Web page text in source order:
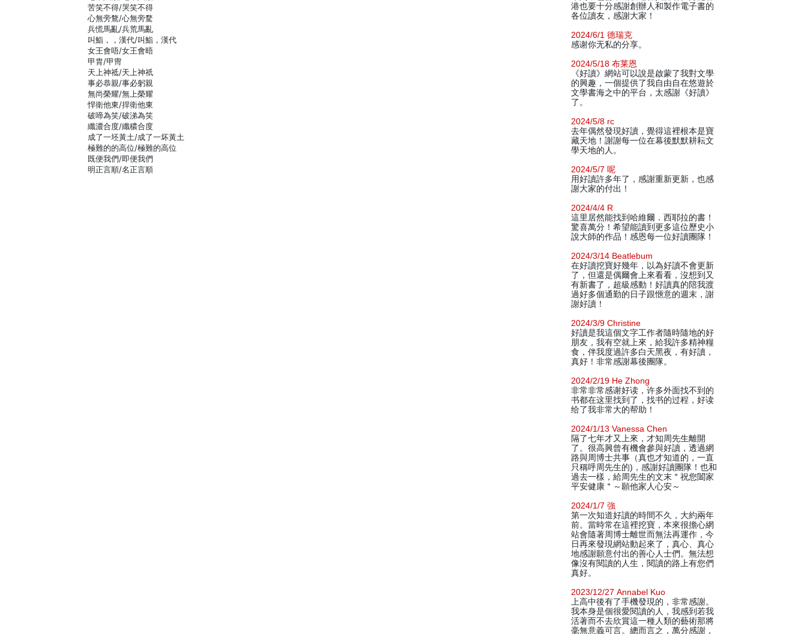
苦笑不得/哭笑不得
心無旁鶩/心無旁騖
兵慌馬亂/兵荒馬亂
叫鮨，，漢代/叫鮨，漢代
女王會唔/女王會晤
甲胄/甲冑
天上神祗/天上神祇
事必恭親/事必躬親
無尚榮耀/無上榮耀
悍衛他東/捍衛他東
破啼為笑/破涕為笑
纖濃合度/纖穠合度
成了一坯黃土/成了一坏黃土
極難的的高位/極難的高位
既便我們/即便我們
明正言順/名正言順
港也要十分感謝創辦人和製作電子書的
各位讀友，感謝大家！
2024/6/1 德瑞克
感谢你无私的分享。
2024/5/18 布莱恩
《好讀》網站可以說是啟蒙了我對文學
的興趣，一個提供了我自由自在悠遊於
文學書海之中的平台，太感謝《好讀》
了。
2024/5/8 rc
去年偶然發現好讀，覺得這裡根本是寶
藏天地！謝謝每一位在幕後默默耕耘文
學天地的人。
2024/5/7 呢
用好讀許多年了，感謝重新更新，也感
謝大家的付出！
2024/4/4 R
這里居然能找到哈維爾．西耶拉的書！
驚喜萬分！希望能讀到更多這位歷史小
說大師的作品！感恩每一位好讀團隊！
2024/3/14 Beatlebum
在好讀挖寶好幾年，以為好讀不會更新
了，但還是偶爾會上來看看，沒想到又
有新書了，超級感動！好讀真的陪我渡
過好多個通勤的日子跟愜意的週末，謝
謝好讀！
2024/3/9 Christine
好讀是我這個文字工作者隨時隨地的好
朋友，我有空就上來，給我許多精神糧
食，伴我度過許多白天黑夜，有好讀，
真好！非常感謝幕後團隊。
2024/2/19 He Zhong
非常非常感谢好读，许多外面找不到的
书都在这里找到了，找书的过程，好读
给了我非常大的帮助！
2024/1/13 Vanessa Chen
隔了七年才又上來，才知周先生離開
了。很高興曾有機會參與好讀，透過網
路與周博士共事（真也才知道的，一直
只稱呼周先生的)，感謝好讀團隊！也和
過去一樣，給周先生的文末＂祝您闔家
平安健康＂～願他家人心安～
2024/1/7 強
第一次知道好讀的時間不久，大約兩年
前。當時常在這裡挖寶，本來很擔心網
站會隨著周博士離世而無法再運作，今
日再來發現網站動起來了，真心、真心
地感謝願意付出的善心人士們。無法想
像沒有閱讀的人生，閱讀的路上有您們
真好。
2023/12/27 Annabel Kuo
上高中後有了手機發現的，非常感謝。
我本身是個很愛閱讀的人，我感到若我
活著而不去欣賞這一種人類的藝術那將
毫無意義可言。總而言之，萬分感謝，